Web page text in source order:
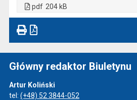
pdf 204 kB
Główny redaktor Biuletynu
Artur Koliński
tel: (+48) 52 3844-052